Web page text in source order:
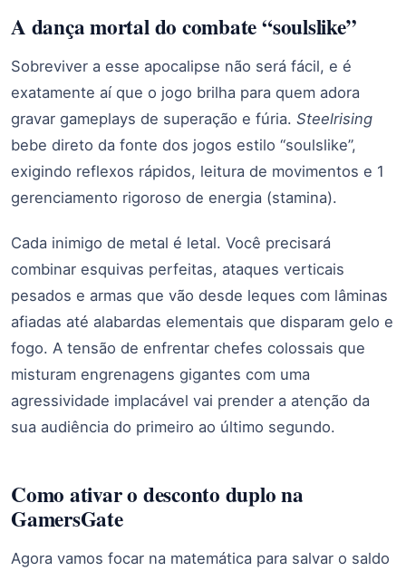
A dança mortal do combate “soulslike”
Sobreviver a esse apocalipse não será fácil, e é
exatamente aí que o jogo brilha para quem adora
gravar gameplays de superação e fúria. Steelrising
bebe direto da fonte dos jogos estilo “soulslike”,
exigindo reflexos rápidos, leitura de movimentos e 1
gerenciamento rigoroso de energia (stamina).
Cada inimigo de metal é letal. Você precisará
combinar esquivas perfeitas, ataques verticais
pesados e armas que vão desde leques com lâminas
afiadas até alabardas elementais que disparam gelo e
fogo. A tensão de enfrentar chefes colossais que
misturam engrenagens gigantes com uma
agressividade implacável vai prender a atenção da
sua audiência do primeiro ao último segundo.
Como ativar o desconto duplo na
GamersGate
Agora vamos focar na matemática para salvar o saldo